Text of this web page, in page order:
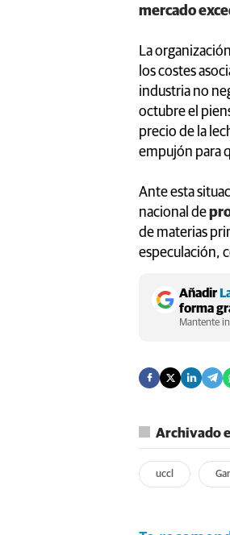
mercado
La
los costes
industria no
octubre el
precio de la
empujón para
Ante esta
nacional de
de materias
especulación,
Añadir
forma
Mantente
Archivado
uccl